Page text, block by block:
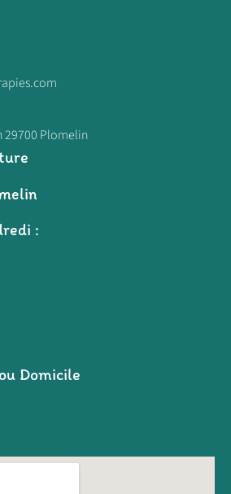
29700 Plomelin
:
Domicile